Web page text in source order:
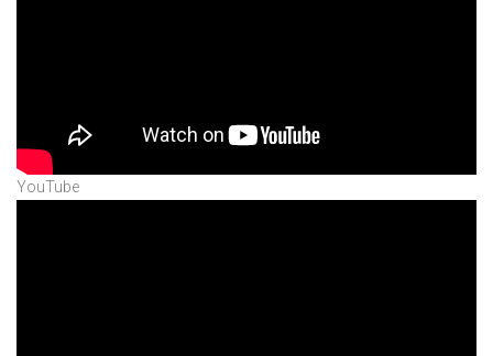
YouTube